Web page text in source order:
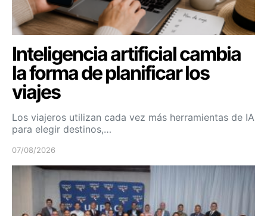
Inteligencia artificial cambia
la forma de planificar los
viajes
Los viajeros utilizan cada vez más herramientas de IA
para elegir destinos,…
07/08/2026